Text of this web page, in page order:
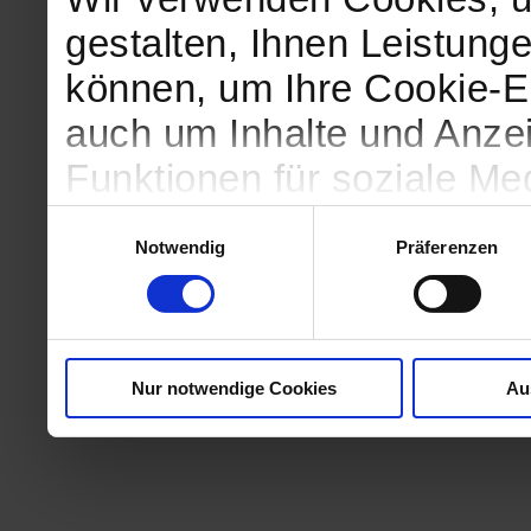
gestalten, Ihnen
können, um Ihre Cookie-
auch um Inhalte und
Funktionen für soziale
geben wir Informationen
Website an unsere
und Analysen weiter, die
kein angemessenes
in denen Sie Ihre Rechte
Notwendig
Präferenzen
Nur notwendige Cookies